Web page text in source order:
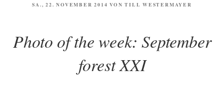
VERÖFFENTLICHT
SA., 22. NOVEMBER 2014 VONTILL WESTERMAYER
Photo of the week: September
forest XXI